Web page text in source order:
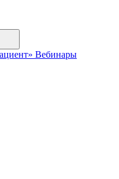
Вебинары